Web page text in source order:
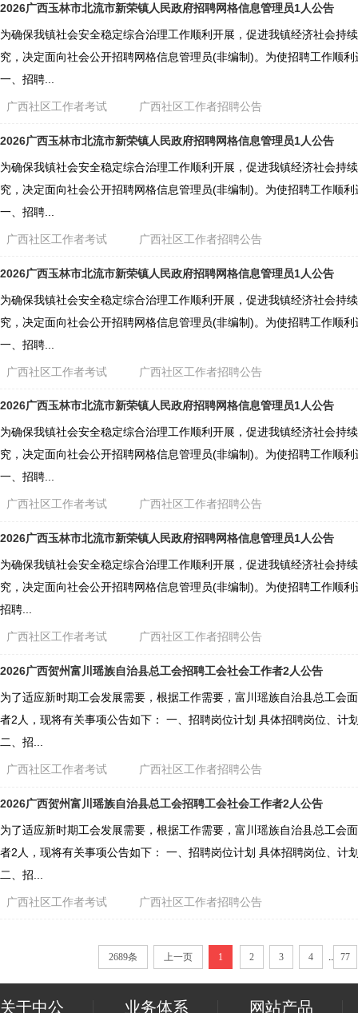
2026广西玉林市北流市新荣镇人民政府招聘网格信息管理员1人公告
为确保我镇社会安全稳定综合治理工作顺利开展，促进我镇经济社会持
究，决定面向社会公开招聘网格信息管理员(非编制)。为使招聘工作顺
一、招聘...
广西社区工作者考试 广西社区工作者招聘公告
2026广西玉林市北流市新荣镇人民政府招聘网格信息管理员1人公告
为确保我镇社会安全稳定综合治理工作顺利开展，促进我镇经济社会持
究，决定面向社会公开招聘网格信息管理员(非编制)。为使招聘工作顺
一、招聘...
广西社区工作者考试 广西社区工作者招聘公告
2026广西玉林市北流市新荣镇人民政府招聘网格信息管理员1人公告
为确保我镇社会安全稳定综合治理工作顺利开展，促进我镇经济社会持
究，决定面向社会公开招聘网格信息管理员(非编制)。为使招聘工作顺
一、招聘...
广西社区工作者考试 广西社区工作者招聘公告
2026广西玉林市北流市新荣镇人民政府招聘网格信息管理员1人公告
为确保我镇社会安全稳定综合治理工作顺利开展，促进我镇经济社会持
究，决定面向社会公开招聘网格信息管理员(非编制)。为使招聘工作顺
一、招聘...
广西社区工作者考试 广西社区工作者招聘公告
2026广西玉林市北流市新荣镇人民政府招聘网格信息管理员1人公告
为确保我镇社会安全稳定综合治理工作顺利开展，促进我镇经济社会持
究，决定面向社会公开招聘网格信息管理员(非编制)。为使招聘工作顺
招聘...
广西社区工作者考试 广西社区工作者招聘公告
2026广西贺州富川瑶族自治县总工会招聘工会社会工作者2人公告
为了适应新时期工会发展需要，根据工作需要，富川瑶族自治县总工会
者2人，现将有关事项公告如下： 一、招聘岗位计划 具体招聘岗位、计
二、招...
广西社区工作者考试 广西社区工作者招聘公告
2026广西贺州富川瑶族自治县总工会招聘工会社会工作者2人公告
为了适应新时期工会发展需要，根据工作需要，富川瑶族自治县总工会
者2人，现将有关事项公告如下： 一、招聘岗位计划 具体招聘岗位、计
二、招...
广西社区工作者考试 广西社区工作者招聘公告
2689条 上一页 1 2 3 4 .. 77
关于中公 业务体系 网站产品